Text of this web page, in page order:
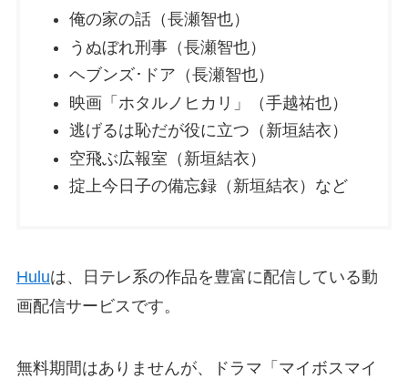
俺の家の話（長瀬智也）
うぬぼれ刑事（長瀬智也）
ヘブンズ･ドア（長瀬智也）
映画「ホタルノヒカリ」（手越祐也）
逃げるは恥だが役に立つ（新垣結衣）
空飛ぶ広報室（新垣結衣）
掟上今日子の備忘録（新垣結衣）など
Huluは、日テレ系の作品を豊富に配信している動
画配信サービスです。
無料期間はありませんが、ドラマ「マイボスマイ